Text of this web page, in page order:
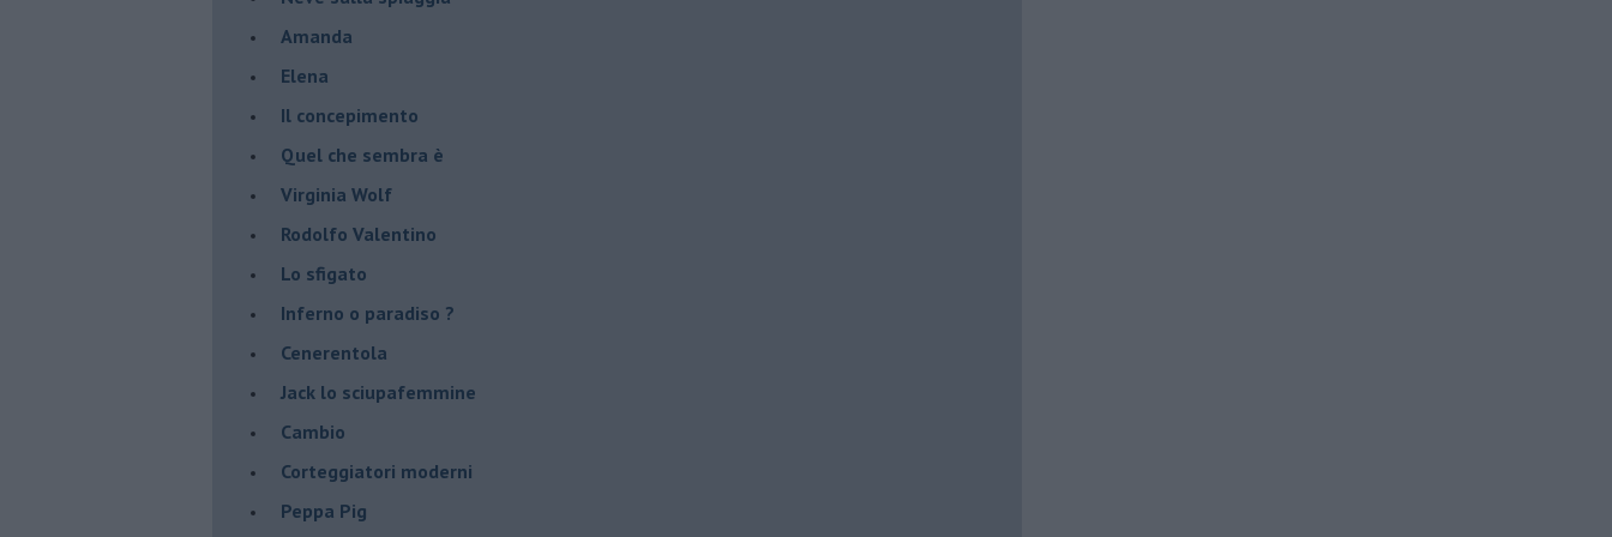
Amanda
Elena
Il concepimento
Quel che sembra è
Virginia Wolf
Rodolfo Valentino
Lo sfigato
Inferno o paradiso ?
Cenerentola
Jack lo sciupafemmine
Cambio
Corteggiatori moderni
Peppa Pig